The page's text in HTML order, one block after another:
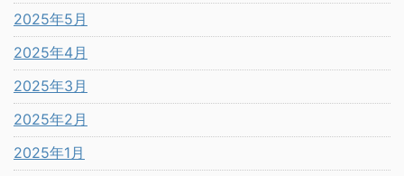
2025年5月
2025年4月
2025年3月
2025年2月
2025年1月